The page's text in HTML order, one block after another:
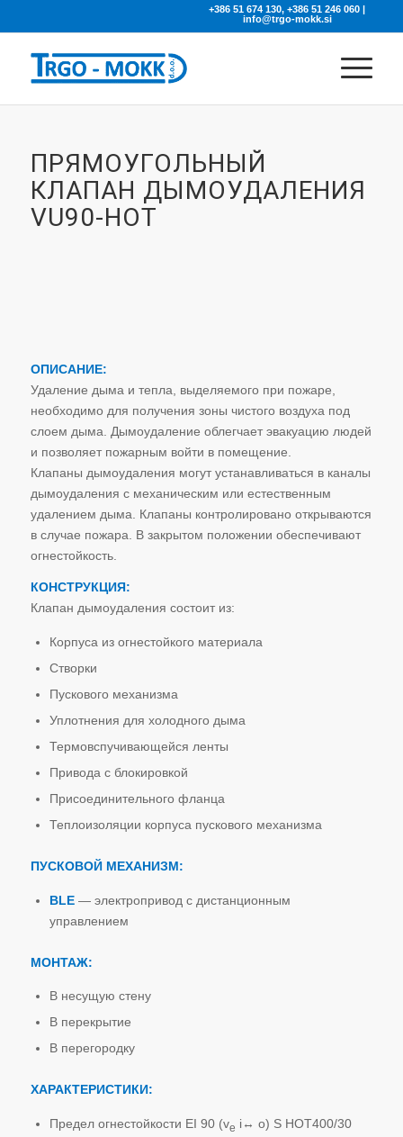
+386 51 674 130, +386 51 246 060 |
info@trgo-mokk.si
ПРЯМОУГОЛЬНЫЙ
КЛАПАН ДЫМОУДАЛЕНИЯ
VU90-HOT
ОПИСАНИЕ:
Удаление дыма и тепла, выделяемого при пожаре,
необходимо для получения зоны чистого воздуха под
слоем дыма. Дымоудаление облегчает эвакуацию людей
и позволяет пожарным войти в помещение.
Клапаны дымоудаления могут устанавливаться в каналы
дымоудаления с механическим или естественным
удалением дыма. Клапаны контролировано открываются
в случае пожара. В закрытом положении обеспечивают
огнестойкость.
КОНСТРУКЦИЯ:
Клапан дымоудаления состоит из:
Корпуса из огнестойкого материала
Створки
Пускового механизма
Уплотнения для холодного дыма
Термовспучивающейся ленты
Привода с блокировкой
Присоединительного фланца
Теплоизоляции корпуса пускового механизма
ПУСКОВОЙ МЕХАНИЗМ:
BLE— электропривод с дистанционным
управлением
МОНТАЖ:
В несущую стену
В перекрытие
В перегородку
ХАРАКТЕРИСТИКИ:
Предел огнестойкости EI 90 (ve i↔ o) S HOT400/30